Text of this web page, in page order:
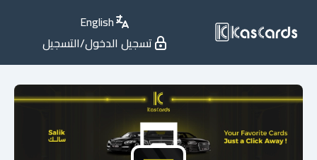
English
تسجيل الدخول/التسجيل